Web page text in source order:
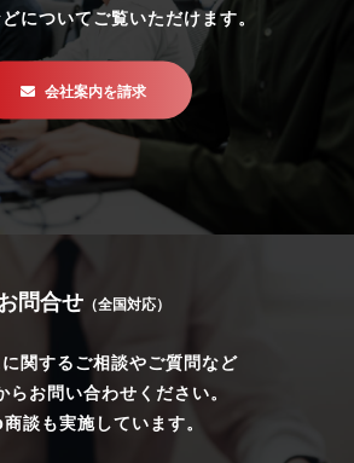
についてご覧いただけます。
会社案内を請求
問合せ （全国対応）
関するご相談やご質問など
らお問い合わせください。
談も実施しています。